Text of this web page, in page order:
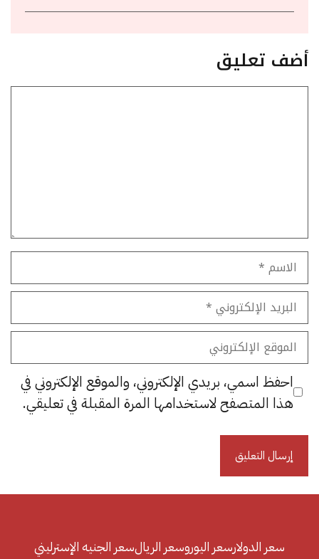
أضف تعليق
الاسم
البريد
الإلكتروني
الموقع
الإلكتروني
احفظ اسمي، بريدي الإلكتروني، والموقع الإلكتروني في
هذا المتصفح لاستخدامها المرة المقبلة في تعليقي.
سعر الدولارسعر اليوروسعر الريالسعر الجنيه الإسترليني